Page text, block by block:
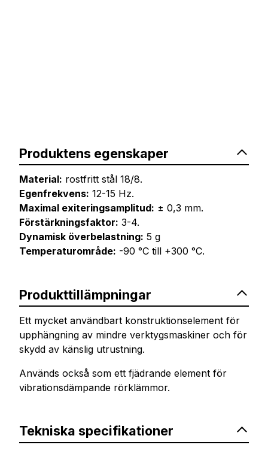
Produktens egenskaper
Material: rostfritt stål 18/8.
Egenfrekvens: 12-15 Hz.
Maximal exiteringsamplitud: ± 0,3 mm.
Förstärkningsfaktor: 3-4.
Dynamisk överbelastning: 5 g
Temperaturområde: -90 °C till +300 °C.
Produkttillämpningar
Ett mycket användbart konstruktionselement för
upphängning av mindre verktygsmaskiner och för
skydd av känslig utrustning.
Används också som ett fjädrande element för
vibrationsdämpande rörklämmor.
Tekniska specifikationer